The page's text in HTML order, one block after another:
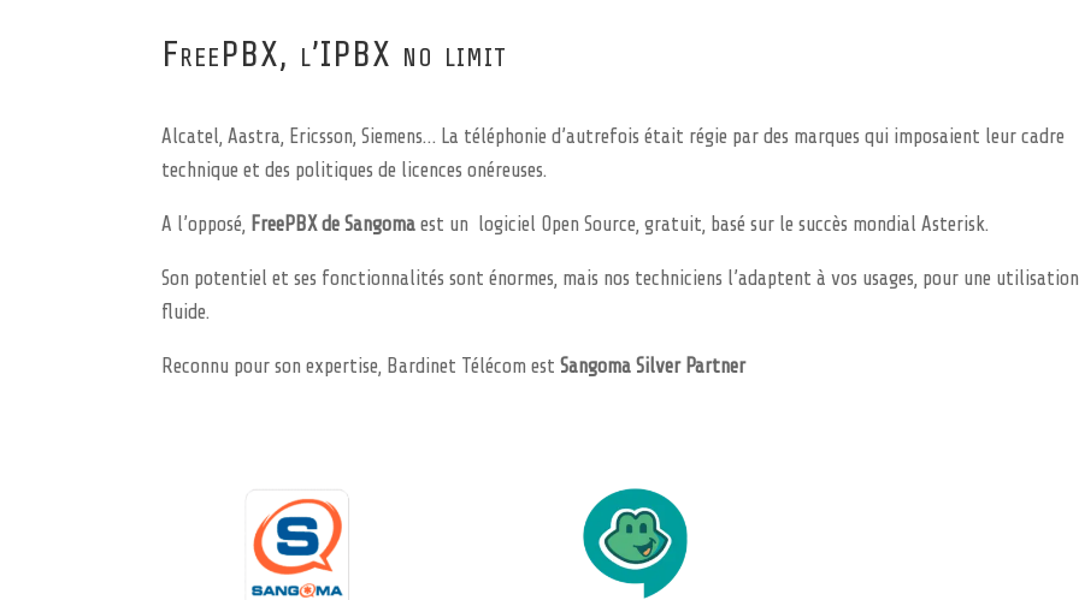
FreePBX, l’IPBX no limit
Alcatel, Aastra, Ericsson, Siemens… La téléphonie d’autrefois était régie par des marques qui imposaient leur cadre
technique et des politiques de licences onéreuses.
A l’opposé, FreePBX de Sangoma est un logiciel Open Source, gratuit, basé sur le succès mondial Asterisk.
Son potentiel et ses fonctionnalités sont énormes, mais nos techniciens l’adaptent à vos usages, pour une utilisation
fluide.
Reconnu pour son expertise, Bardinet Télécom estSangoma Silver Partner